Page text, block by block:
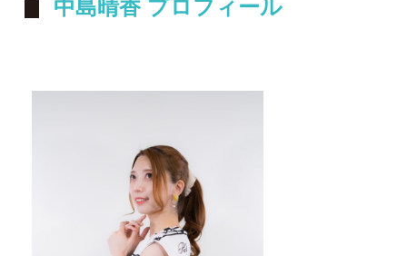
中島晴香 プロフィール